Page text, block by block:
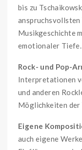
bis zu
Musikgeschichte
emotionaler Tiefe.
Rock- und Pop-
Interpretationen
und anderen
Möglichkeiten
Eigene
auch eigene